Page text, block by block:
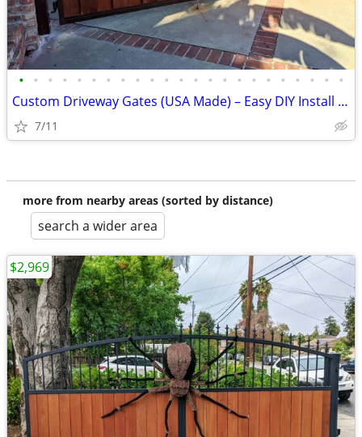
• • • • • • • • • • • • • • • • • • • • • • •
Custom Driveway Gates (USA Made) – Easy DIY Install + FREE Delivery
7/11
more from nearby areas (sorted by distance)
search a wider area
$2,969